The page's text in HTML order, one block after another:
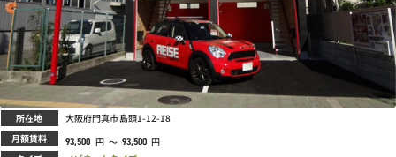
所在地 大阪府門真市島頭1-12-18
月額賃料 93,500 円 ～ 93,500 円